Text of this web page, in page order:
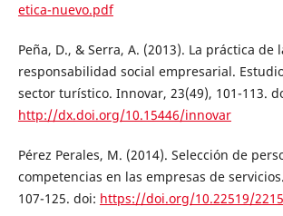
etica-nuevo.pdf
Peña, D., & Serra, A. (2013). La práctica de
responsabilidad social empresarial.
sector turístico. Innovar, 23(49), 101-113.
http://dx.doi.org/10.15446/innovar
Pérez Perales, M. (2014). Selección de
competencias en las empresas de
107-125. doi: https://doi.org/10.22519/